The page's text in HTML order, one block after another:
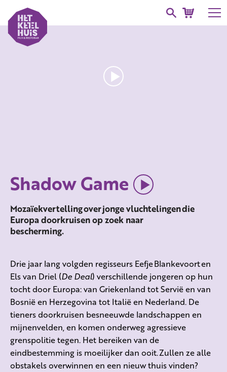
Shadow Game
Mozaïekvertelling over jonge vluchtelingen die
Europa doorkruisen op zoek naar
bescherming.
Drie jaar lang volgden regisseurs EefjeBlankevoorten
Els van Driel (De Deal) verschillende jongeren op hun
tocht door Europa: van Griekenland tot Servië en van
Bosnië en Herzegovina tot Italië en Nederland. De
tieners doorkruisen besneeuwde landschappen en
mijnenvelden, en komen onderweg agressieve
grenspolitie tegen. Het bereiken van de
eindbestemming is moeilijker dan ooit. Zullen ze alle
obstakels overwinnen en een nieuw thuis vinden?